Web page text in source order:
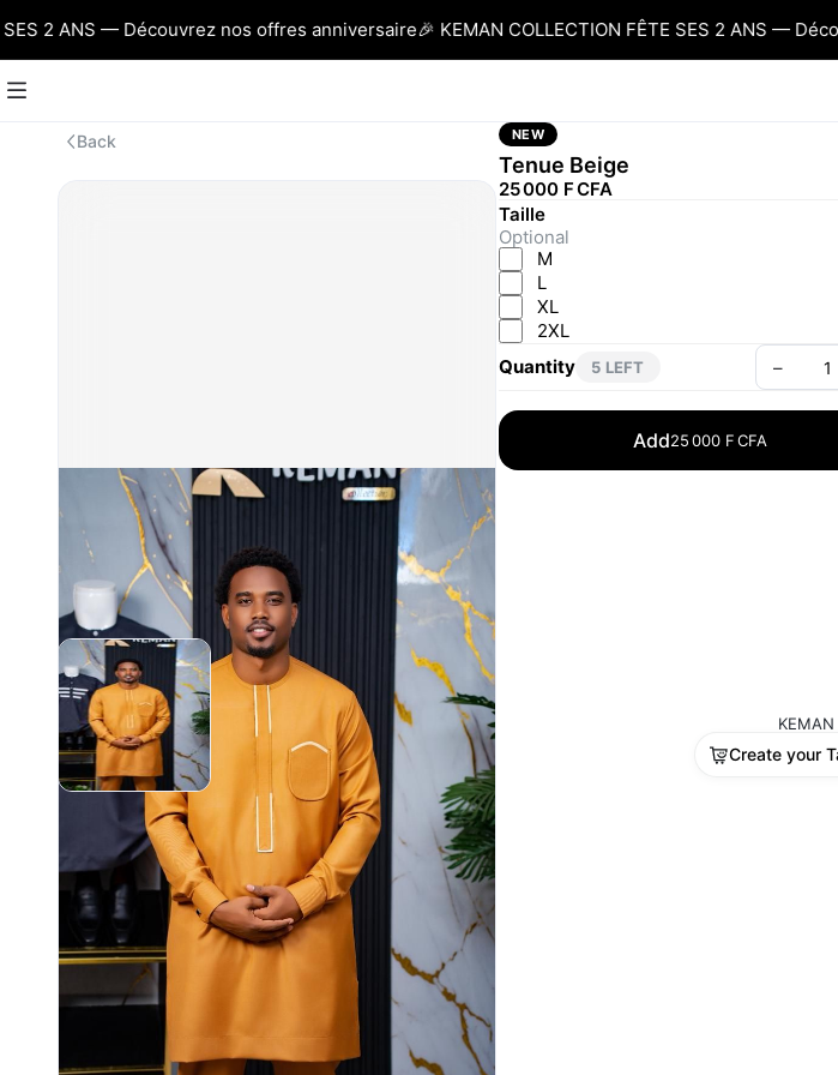
2 ANS — Découvrez nos offres anniversaire🎉 KEMAN COLLECTION FÊTE SES 2 ANS —
Back NEW
Tenue Beige
25 000 F CFA
Taille
Optional
M
L
XL
2XL
Quantity
5 LEFT –
Add25 000 F CFA
KEMAN
Create your